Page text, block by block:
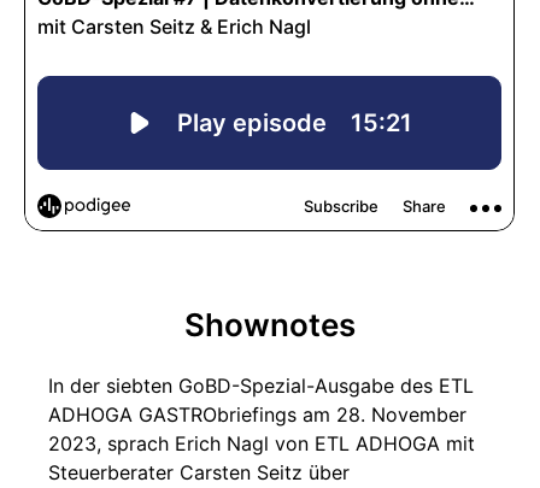
Shownotes
In der siebten GoBD-Spezial-Ausgabe des ETL
ADHOGA GASTRObriefings am 28. November
2023, sprach Erich Nagl von ETL ADHOGA mit
Steuerberater Carsten Seitz über